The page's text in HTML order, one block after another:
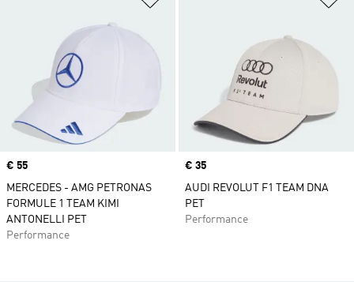
Price
€ 55
MERCEDES - AMG PETRONAS
FORMULE 1 TEAM KIMI
ANTONELLI PET
Performance
Price
€ 35
AUDI REVOLUT F1 TEAM DNA
PET
Performance